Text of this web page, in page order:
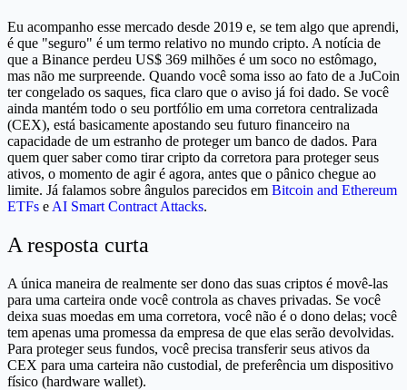
Eu acompanho esse mercado desde 2019 e, se tem algo que aprendi,
é que "seguro" é um termo relativo no mundo cripto. A notícia de
que a Binance perdeu US$ 369 milhões é um soco no estômago,
mas não me surpreende. Quando você soma isso ao fato de a JuCoin
ter congelado os saques, fica claro que o aviso já foi dado. Se você
ainda mantém todo o seu portfólio em uma corretora centralizada
(CEX), está basicamente apostando seu futuro financeiro na
capacidade de um estranho de proteger um banco de dados. Para
quem quer saber como tirar cripto da corretora para proteger seus
ativos, o momento de agir é agora, antes que o pânico chegue ao
limite. Já falamos sobre ângulos parecidos em Bitcoin and Ethereum
ETFs e AI Smart Contract Attacks.
A resposta curta
A única maneira de realmente ser dono das suas criptos é movê-las
para uma carteira onde você controla as chaves privadas. Se você
deixa suas moedas em uma corretora, você não é o dono delas; você
tem apenas uma promessa da empresa de que elas serão devolvidas.
Para proteger seus fundos, você precisa transferir seus ativos da
CEX para uma carteira não custodial, de preferência um dispositivo
físico (hardware wallet).